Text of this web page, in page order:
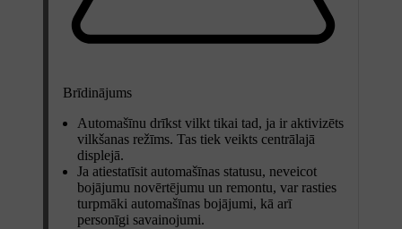
Brīdinājums
Automašīnu drīkst vilkt tikai tad, ja ir aktivizēts
vilkšanas režīms. Tas tiek veikts centrālajā
displejā.
Ja atiestatīsit automašīnas statusu, neveicot
bojājumu novērtējumu un remontu, var rasties
turpmāki automašīnas bojājumi, kā arī
personīgi savainojumi.